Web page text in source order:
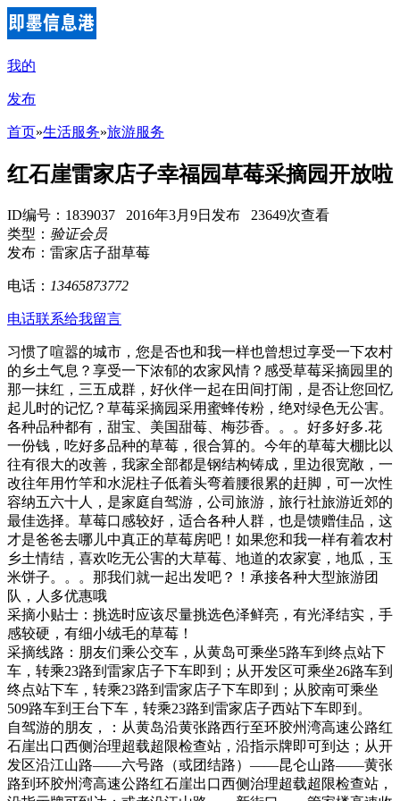
我的
发布
首页»生活服务»旅游服务
红石崖雷家店子幸福园草莓采摘园开放啦
ID编号：1839037 2016年3月9日发布 23649次查看
类型： 验证会员
发布：雷家店子甜草莓
电话： 13465873772
电话联系给我留言
习惯了喧嚣的城市，您是否也和我一样也曾想过享受一下农村
的乡土气息？享受一下浓郁的农家风情？感受草莓采摘园里的
那一抹红，三五成群，好伙伴一起在田间打闹，是否让您回忆
起儿时的记忆？草莓采摘园采用蜜蜂传粉，绝对绿色无公害。
各种品种都有，甜宝、美国甜莓、梅莎香。。。好多好多.花
一份钱，吃好多品种的草莓，很合算的。今年的草莓大棚比以
往有很大的改善，我家全部都是钢结构铸成，里边很宽敞，一
改往年用竹竿和水泥柱子低着头弯着腰很累的赶脚，可一次性
容纳五六十人，是家庭自驾游，公司旅游，旅行社旅游近郊的
最佳选择。草莓口感较好，适合各种人群，也是馈赠佳品，这
才是爸爸去哪儿中真正的草莓房吧！如果您和我一样有着农村
乡土情结，喜欢吃无公害的大草莓、地道的农家宴，地瓜，玉
米饼子。。。那我们就一起出发吧？！承接各种大型旅游团
队，人多优惠哦
采摘小贴士：挑选时应该尽量挑选色泽鲜亮，有光泽结实，手
感较硬，有细小绒毛的草莓！
采摘线路：朋友们乘公交车，从黄岛可乘坐5路车到终点站下
车，转乘23路到雷家店子下车即到；从开发区可乘坐26路车到
终点站下车，转乘23路到雷家店子下车即到；从胶南可乘坐
509路车到王台下车，转乘23路到雷家店子西站下车即到。
自驾游的朋友，：从黄岛沿黄张路西行至环胶州湾高速公路红
石崖出口西侧治理超载超限检查站，沿指示牌即可到达；从开
发区沿江山路——六号路（或团结路）——昆仑山路——黄张
路到环胶州湾高速公路红石崖出口西侧治理超载超限检查站，